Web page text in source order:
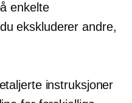
enkelte
ekskluderer andre,
instruksjoner